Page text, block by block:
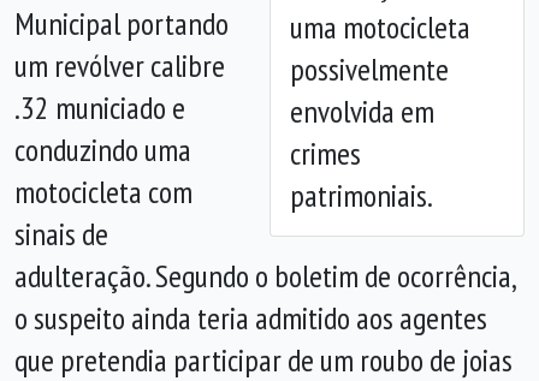
uma motocicleta
possivelmente
envolvida em
crimes
patrimoniais.
Municipal portando
um revólver calibre
.32 municiado e
conduzindo uma
motocicleta com
sinais de
adulteração. Segundo o boletim de ocorrência,
o suspeito ainda teria admitido aos agentes
que pretendia participar de um roubo de joias